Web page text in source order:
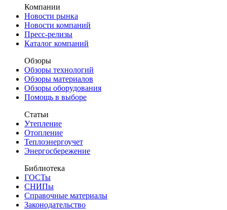
Компании
Новости рынка
Новости компаний
Пресс-релизы
Каталог компаний
Обзоры
Обзоры технологий
Обзоры материалов
Обзоры оборудования
Помощь в выборе
Статьи
Утепление
Отопление
Теплоэнергоучет
Энергосбережение
Библиотека
ГОСТы
СНИПы
Справочные материалы
Законодательство